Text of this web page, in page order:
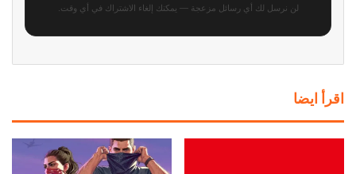
لن نرسل لك أي رسائل مزعجة — يمكنك إلغاء الاشتراك في أي وقت.
اقرأ ايضا